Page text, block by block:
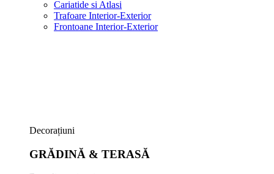
Cariatide si Atlasi
Trafoare Interior-Exterior
Frontoane Interior-Exterior
Decorațiuni
GRĂDINĂ & TERASĂ